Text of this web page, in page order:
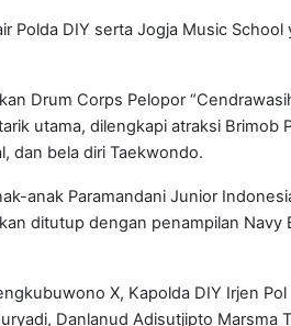
Polda DIY serta Jogja Music School
Drum Corps Pelopor
utama, dilengkapi atraksi Brimob
dan bela diri Taekwondo.
anak Paramandani Junior
ditutup dengan penampilan Navy
X, Kapolda DIY Irjen Pol
Danlanud Adisutjipto Marsma